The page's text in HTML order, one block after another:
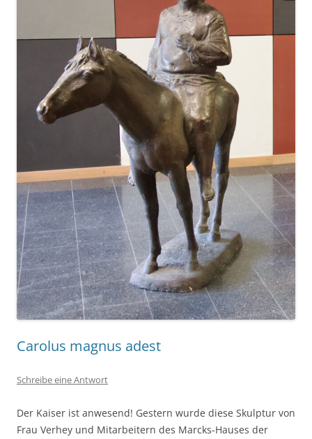
Carolus magnus adest
Schreibe eine Antwort
Der Kaiser ist anwesend! Gestern wurde diese Skulptur von
Frau Verhey und Mitarbeitern des Marcks-Hauses der